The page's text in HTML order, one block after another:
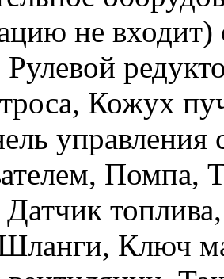
не
Кожух
управления
Помпа,
Датчик
Ключ